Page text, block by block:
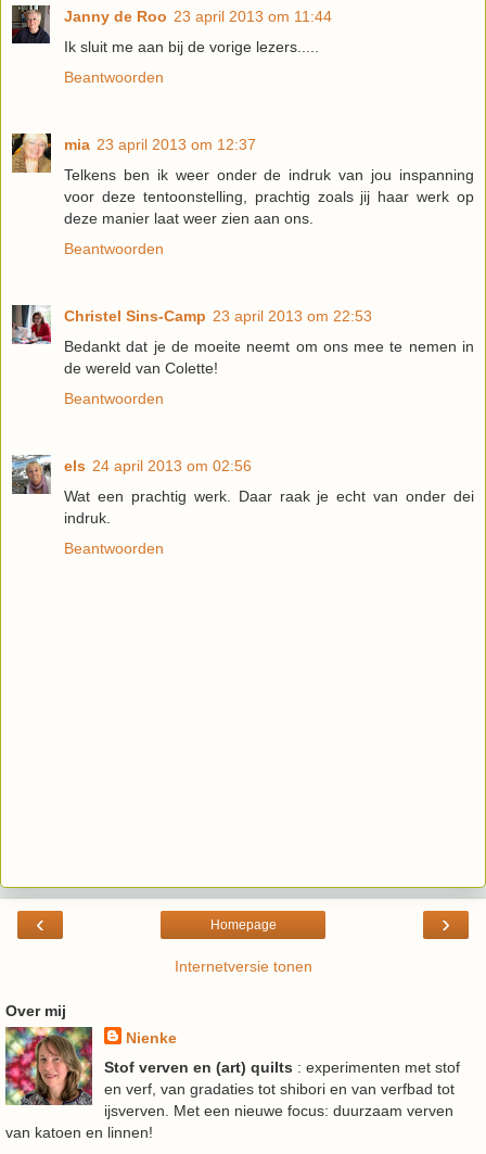
Janny de Roo 23 april 2013 om 11:44
Ik sluit me aan bij de vorige lezers.....
Beantwoorden
mia 23 april 2013 om 12:37
Telkens ben ik weer onder de indruk van jou inspanning
voor deze tentoonstelling, prachtig zoals jij haar werk op
deze manier laat weer zien aan ons.
Beantwoorden
Christel Sins-Camp 23 april 2013 om 22:53
Bedankt dat je de moeite neemt om ons mee te nemen in
de wereld van Colette!
Beantwoorden
els 24 april 2013 om 02:56
Wat een prachtig werk. Daar raak je echt van onder dei
indruk.
Beantwoorden
‹ ›
Homepage
Internetversie tonen
Over mij
Nienke
Stof verven en (art) quilts : experimenten met stof
en verf, van gradaties tot shibori en van verfbad tot
ijsverven. Met een nieuwe focus: duurzaam verven
van katoen en linnen!